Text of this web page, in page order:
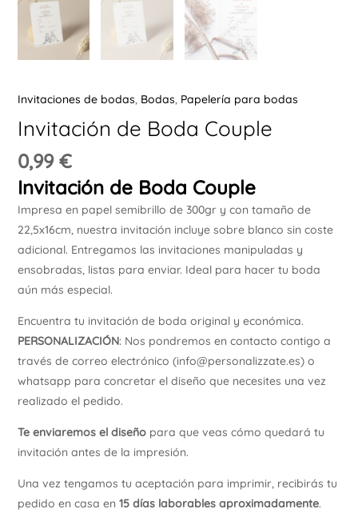
Invitaciones de bodas, Bodas, Papelería para bodas
Invitación de Boda Couple
0,99 €
Invitación de Boda Couple
Impresa en papel semibrillo de 300gr y con tamaño de
22,5x16cm, nuestra invitación incluye sobre blanco sin coste
adicional. Entregamos las invitaciones manipuladas y
ensobradas, listas para enviar. Ideal para hacer tu boda
aún más especial.
Encuentra tu invitación de boda original y económica.
PERSONALIZACIÓN: Nos pondremos en contacto contigo a
través de correo electrónico (info@personalizzate.es) o
whatsapp para concretar el diseño que necesites una vez
realizado el pedido.
Te enviaremos el diseñopara que veas cómo quedará tu
invitación antes de la impresión.
Una vez tengamos tu aceptación para imprimir, recibirás tu
pedido en casa en 15 días laborables aproximadamente.